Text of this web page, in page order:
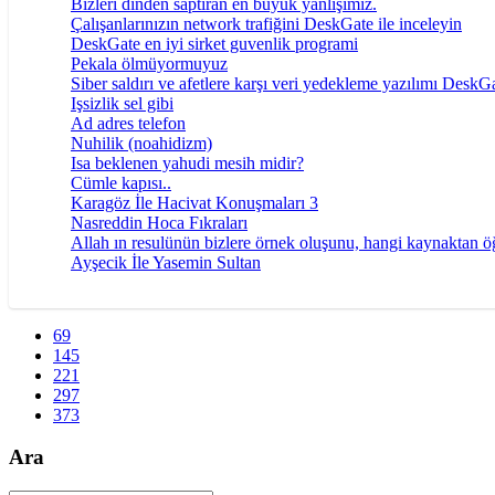
Çalışanlarınızın network trafiğini DeskGate ile inceleyin
DeskGate en iyi sirket guvenlik programi
Pekala ölmüyormuyuz
Siber saldırı ve afetlere karşı veri yedekleme yazılımı
Işsizlik sel gibi
Ad adres telefon
Nuhilik (noahidizm)
Isa beklenen yahudi mesih midir?
Cümle kapısı..
Karagöz İle Hacivat Konuşmaları 3
Nasreddin Hoca Fıkraları
Allah ın resulünün bizlere örnek oluşunu, hangi kaynaktan
Ayşecik İle Yasemin Sultan
69
145
221
297
373
Ara